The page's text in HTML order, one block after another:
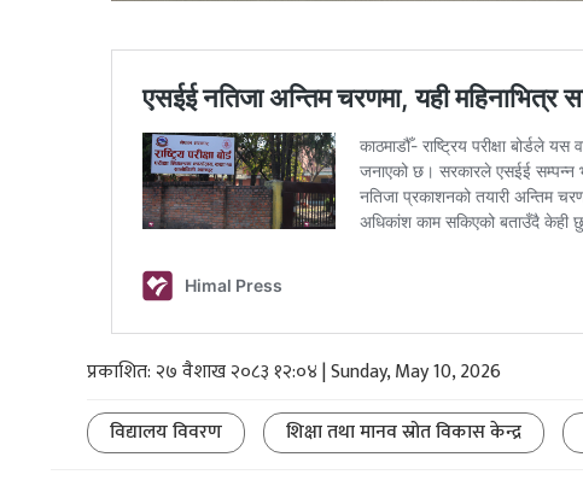
प्रकाशित: २७ वैशाख २०८३ १२:०४ | Sunday, May 10, 2026
विद्यालय विवरण
शिक्षा तथा मानव स्रोत विकास केन्द्र